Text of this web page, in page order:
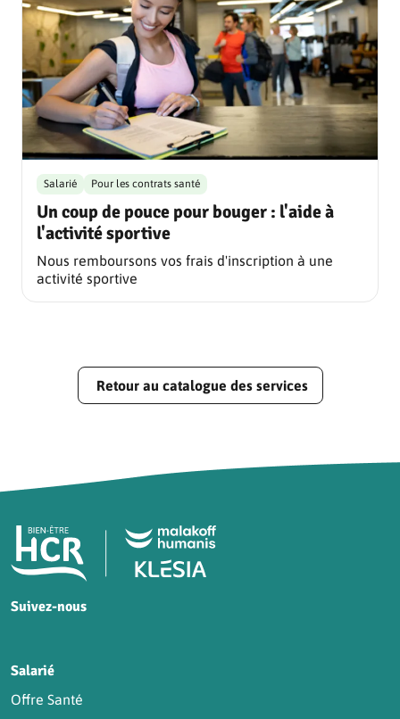
Un coup de pouce pour bouger : l'aide à
l'activité sportive
Salarié Pour les contrats santé
Nous remboursons vos frais d'inscription à une
activité sportive
Retour au catalogue des services
Pied de page HCR Bien-Être
Suivez-nous
Salarié
Offre Santé